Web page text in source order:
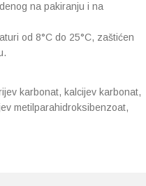
na pakiranju i na
od 8°C do 25°C, zaštićen
karbonat, kalcijev karbonat,
metilparahidroksibenzoat,